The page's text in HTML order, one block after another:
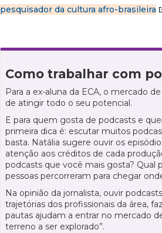
pesquisador da cultura afro-brasileira
Como trabalhar com
Para a ex-aluna da ECA, o mercado
de atingir todo o seu potencial.
E para quem gosta de podcasts e
primeira dica é: escutar muitos
basta. Natália sugere ouvir os
atenção aos créditos de cada
podcasts que você mais gosta? Qual
pessoas percorreram para chegar
Na opinião da jornalista, ouvir
trajetórias dos profissionais da área,
pautas ajudam a entrar no mercado
terreno a ser explorado”.